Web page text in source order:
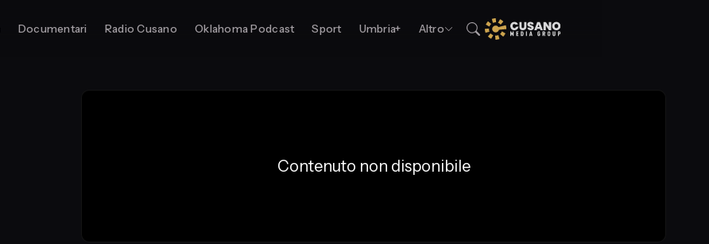
Documentari Radio Cusano Oklahoma Podcast Sport Umbria+ Altro
Contenuto non disponibile